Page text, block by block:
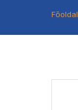
Főoldal